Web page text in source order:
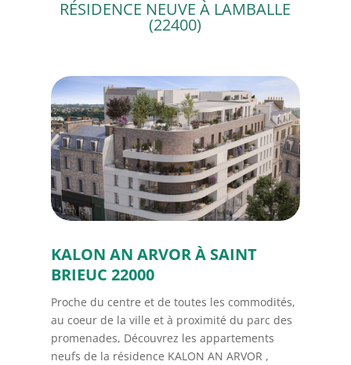
RÉSIDENCE NEUVE À LAMBALLE
(22400)
KALON AN ARVOR À SAINT
BRIEUC 22000
Proche du centre et de toutes les commodités,
au coeur de la ville et à proximité du parc des
promenades, Découvrez les appartements
neufs de la résidence KALON AN ARVOR ,
Rue Sœur Joséphine
35270 COMBOUR
Rue Sœur Joséphine
35270 COMBOURG